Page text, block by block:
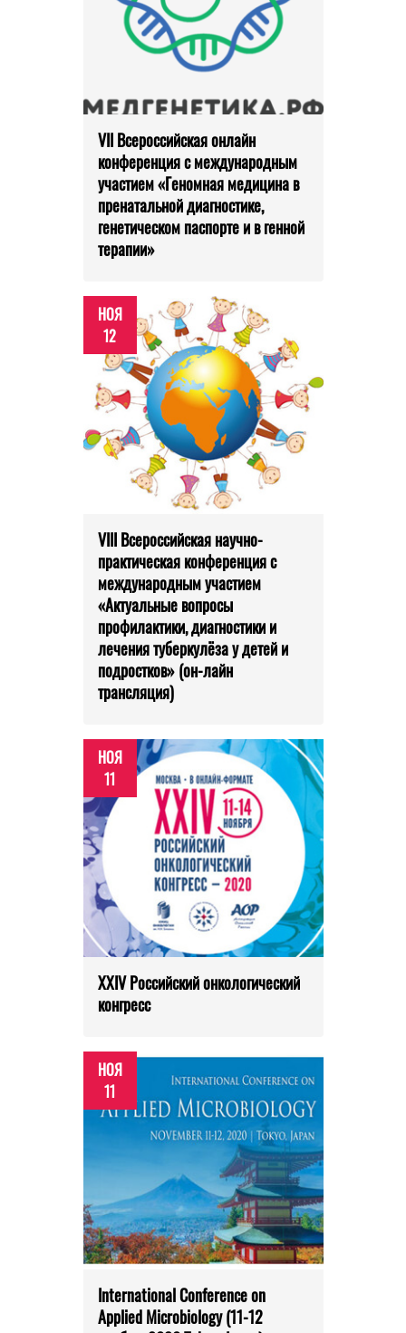
VII Всероссийская онлайн
конференция с международным
участием «Геномная медицина в
пренатальной диагностике,
генетическом паспорте и в генной
терапии»
НОЯ
12
VIII Всероссийская научно-
практическая конференция с
международным участием
«Актуальные вопросы
профилактики, диагностики и
лечения туберкулёза у детей и
подростков» (он-лайн
трансляция)
НОЯ
11
XXIV Российский онкологический
конгресс
НОЯ
11
International Conference on
Applied Microbiology (11-12